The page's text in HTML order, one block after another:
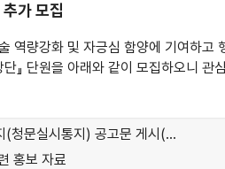
가 모집
역량강화 및 자긍심 함양에 기여하고
단원을 아래와 같이 모집하오니 관심
비 학부모 - 완주군 거주자 중 합창에
의 입단신청서를 팩스(270-7699), 이메일
※ 팩스 제출 시, 담당자에게 연락
실시통지) 공고문 게시(~8/21)
홍보 자료